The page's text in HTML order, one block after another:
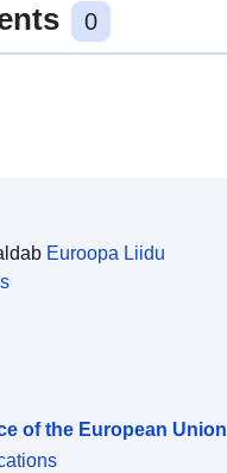
0
Euroopa Liidu
of the European Union